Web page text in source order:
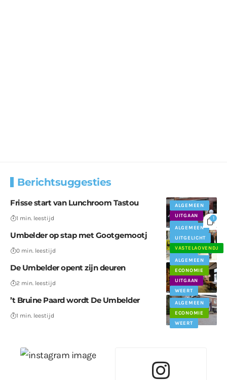
Berichtsuggesties
1
ALGEMEEN
UITGAAN
WEERT
Frisse start van Lunchroom Tastou
1 min. leestijd
ALGEMEEN
UITGELICHT
VASTELAOVENDJ
WEERT
Umbelder op stap met Gootgemootj
0 min. leestijd
ALGEMEEN
ECONOMIE
UITGAAN
WEERT
De Umbelder opent zijn deuren
2 min. leestijd
ALGEMEEN
ECONOMIE
WEERT
’t Bruine Paard wordt De Umbelder
1 min. leestijd